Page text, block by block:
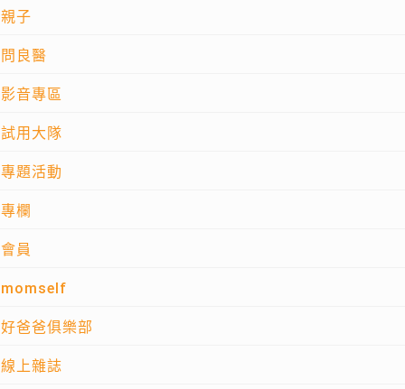
親子
問良醫
影音專區
試用大隊
專題活動
專欄
會員
momself
好爸爸俱樂部
線上雜誌